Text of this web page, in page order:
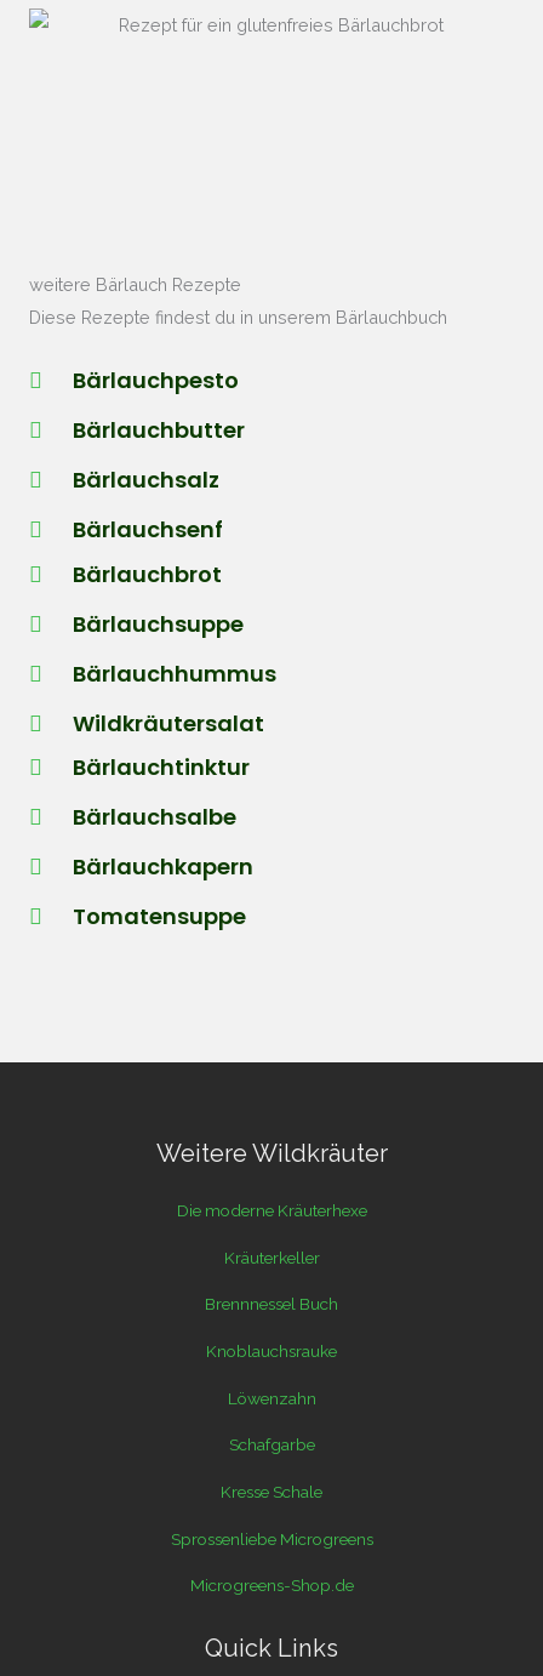
weitere Bärlauch Rezepte
Diese Rezepte findest du in unserem Bärlauchbuch
Bärlauchpesto
Bärlauchbutter
Bärlauchsalz
Bärlauchsenf
Bärlauchbrot
Bärlauchsuppe
Bärlauchhummus
Wildkräutersalat
Bärlauchtinktur
Bärlauchsalbe
Bärlauchkapern
Tomatensuppe
Weitere Wildkräuter
Die moderne Kräuterhexe
Kräuterkeller
Brennnessel Buch
Knoblauchsrauke
Löwenzahn
Schafgarbe
Kresse Schale
Sprossenliebe Microgreens
Microgreens-Shop.de
Quick Links